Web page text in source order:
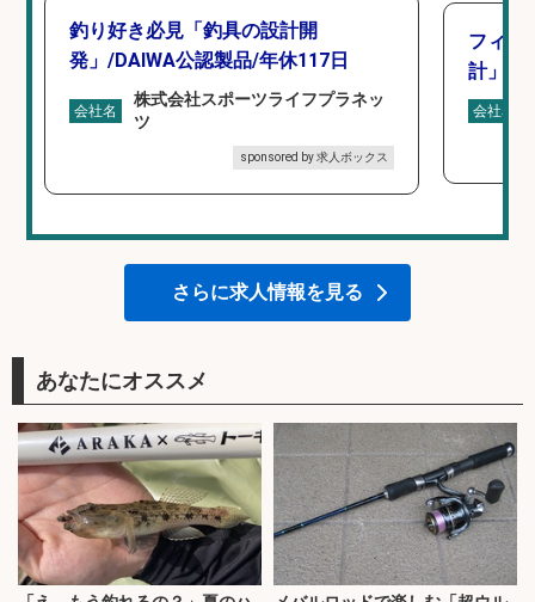
釣り好き必見「釣具の設計開
発」/DAIWA公認製品/年休117日
会社名
株式会社スポーツライフプラネッ
ツ
sponsored by 求人ボックス
フィッ
計」
会社名
さらに求人情報を見る
あなたにオススメ